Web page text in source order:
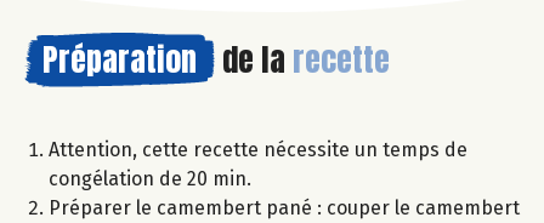
Préparation de la recette
Attention, cette recette nécessite un temps de
congélation de 20 min.
Préparer le camembert pané : couper le camembert